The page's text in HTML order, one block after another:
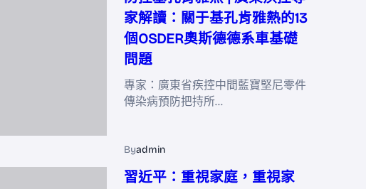
家解讀：關于基孔肯雅熱的13
個OSDER奧斯德德系車基礎
問題
專家：廣東省疾控中間藍寶堅尼零件
傳染病預防把持所…
Byadmin
習近平：重視家庭，重視家